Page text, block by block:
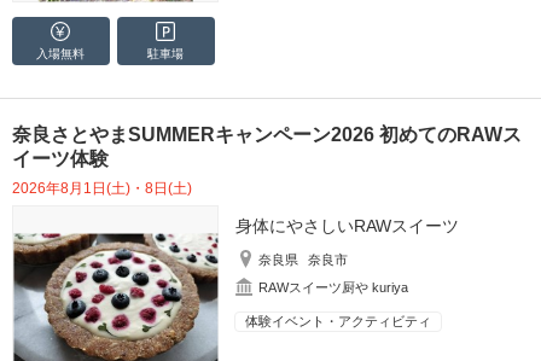
入場無料 駐車場
奈良さとやまSUMMERキャンペーン2026 初めてのRAWス
イーツ体験
2026年8月1日(土)・8日(土)
身体にやさしいRAWスイーツ
奈良県
奈良市
RAWスイーツ厨や kuriya
体験イベント・アクティビティ